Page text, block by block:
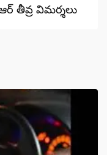
తీవ్ర విమర్శలు